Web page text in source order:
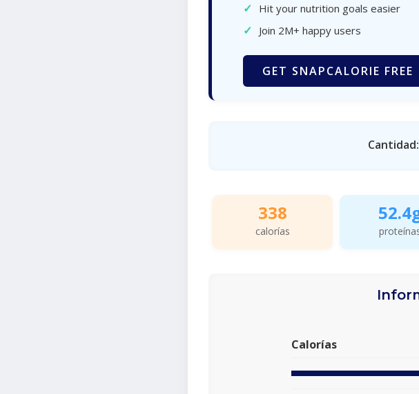
✓ Hit your nutrition goals easier
✓ Join 2M+ happy users
GET SNAPCALORIE FREE
Cantidad:
338
calorías
Calorías